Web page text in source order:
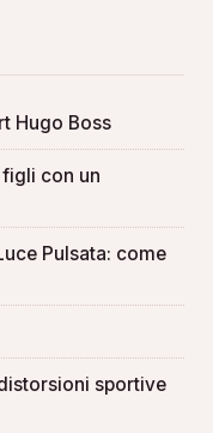
Hugo Boss
con un
Pulsata: come
sportive